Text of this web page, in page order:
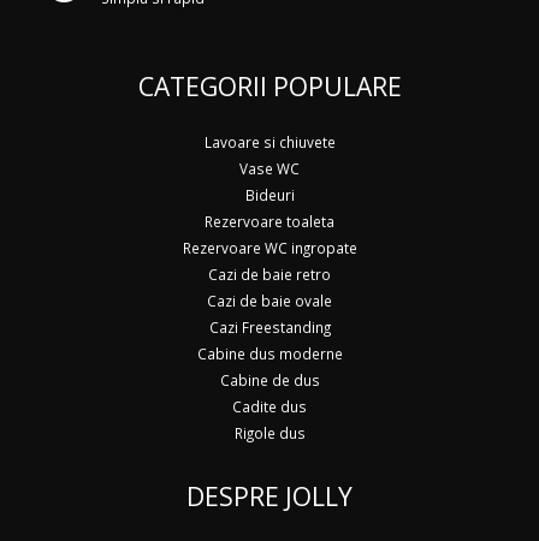
CATEGORII POPULARE
Lavoare si chiuvete
Vase WC
Bideuri
Rezervoare toaleta
Rezervoare WC ingropate
Cazi de baie retro
Cazi de baie ovale
Cazi Freestanding
Cabine dus moderne
Cabine de dus
Cadite dus
Rigole dus
DESPRE JOLLY